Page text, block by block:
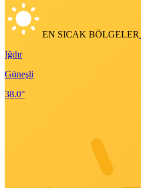
EN SICAK BÖLGELER
Iğdır
Güneşli
38.0°